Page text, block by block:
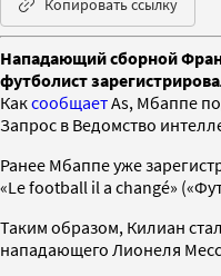
Копировать ссылку
Нападающий сборной
футболист
КаксообщаетAs, Мбаппе
Запрос в Ведомство
Ранее Мбаппе уже
«Le football il a changé»
Таким образом, Килиан
нападающего Лионеля